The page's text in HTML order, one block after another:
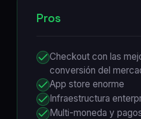
Pros
Checkout con las
conversión del
App store enorme
Infraestructura
Multi-moneda y